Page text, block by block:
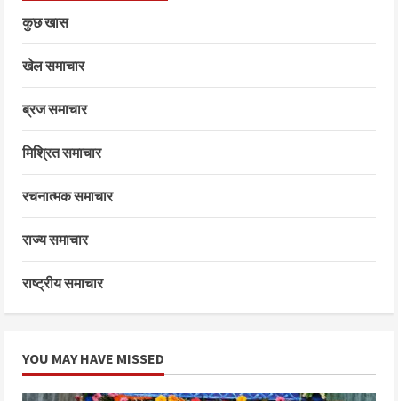
कुछ खास
खेल समाचार
ब्रज समाचार
मिश्रित समाचार
रचनात्मक समाचार
राज्य समाचार
राष्ट्रीय समाचार
YOU MAY HAVE MISSED